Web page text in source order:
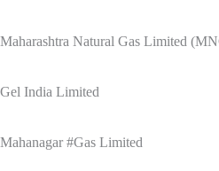
Maharashtra Natural Gas Limited
Gel India Limited
Mahanagar #Gas Limited